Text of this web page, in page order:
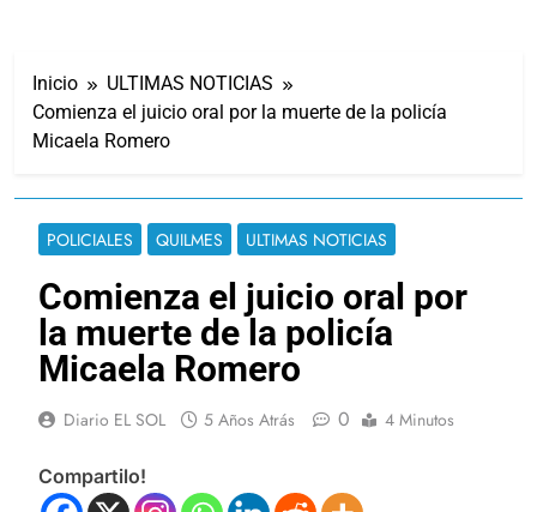
Inicio
ULTIMAS NOTICIAS
Comienza el juicio oral por la muerte de la policía
Micaela Romero
POLICIALES QUILMES ULTIMAS NOTICIAS
Comienza el juicio oral por
la muerte de la policía
Micaela Romero
Diario EL SOL 5 Años Atrás 0 4 Minutos
Compartilo!